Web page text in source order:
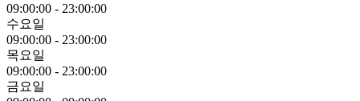
09:00:00 - 23:00:00
수요일
09:00:00 - 23:00:00
목요일
09:00:00 - 23:00:00
금요일